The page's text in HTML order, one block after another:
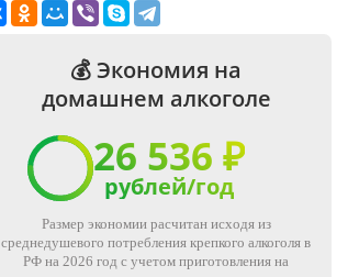
💰 Экономия на
домашнем алкоголе
26 536 ₽
рублей/год
Размер экономии расчитан исходя из
среднедушевого потребления крепкого алкоголя в
РФ на 2026 год с учетом приготовления на